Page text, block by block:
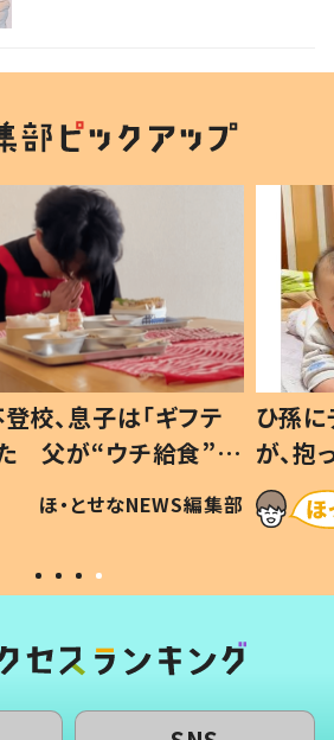
校、息子は「ギフテ
た 父が“ウチ給食”を
理由とは #令和の親
ほ・とせなNEWS編集部
ひ孫
が、
「涙が
い」